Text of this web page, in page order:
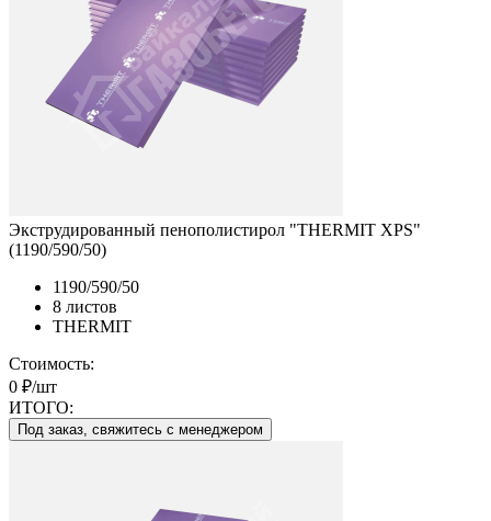
Экструдированный пенополистирол "THERMIT XPS"
(1190/590/50)
1190/590/50
8 листов
THERMIT
Стоимость:
0 ₽/шт
ИТОГО:
Под заказ, свяжитесь с менеджером